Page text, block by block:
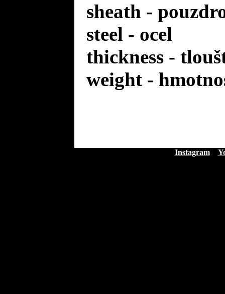
sheath -
steel - ocel
thickness -
weight -
Instagram